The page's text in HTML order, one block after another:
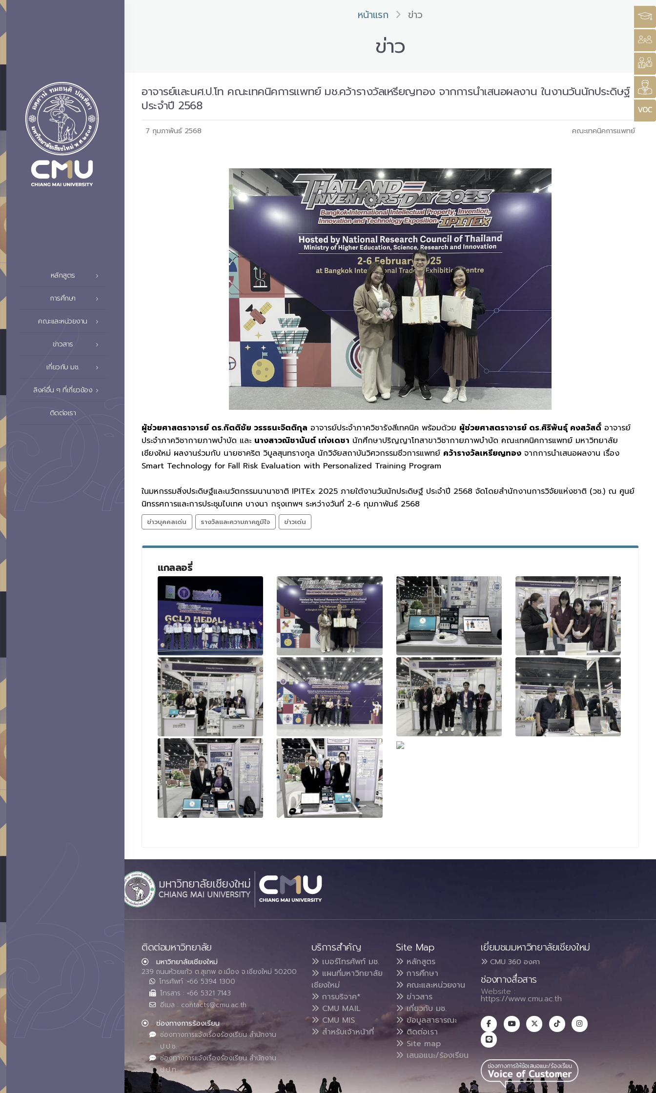
หลักสูตร
การศึกษา
คณะและหน่วยงาน
ข่าวสาร
เกี่ยวกับ มช.
ลิงค์อื่น ๆ ที่เกี่ยวข้อง
ติดต่อเรา
หน้าแรก ข่าว
ข่าว
อาจารย์และนศ.ป.โท คณะเทคนิคการแพทย์ มช.คว้ารางวัลเหรียญทอง จากการนำเสนอผลงาน ในงานวันนักประดิษฐ์
ประจำปี 2568
7 กุมภาพันธ์ 2568 คณะเทคนิคการแพทย์
ผู้ช่วยศาสตราจารย์ ดร.กิตติชัย วรรธนะจิตติกุล อาจารย์ประจำภาควิชารังสีเทคนิค พร้อมด้วย ผู้ช่วยศาสตราจารย์ ดร.ศิริพันธุ์ คงสวัสดิ์ อาจารย์
ประจำภาควิชากายภาพบำบัด และ นางสาวณิชานันต์ เก่งเดชา นักศึกษาปริญญาโทสาขาวิชากายภาพบำบัด คณะเทคนิคการแพทย์ มหาวิทยาลัย
เชียงใหม่ ผลงานร่วมกับ นายชาคริต วิบูลสุนทรางกูล นักวิจัยสถาบันวิศวกรรมชีวการแพทย์ คว้ารางวัลเหรียญทอง จากการนำเสนอผลงาน เรื่อง
Smart Technology for Fall Risk Evaluation with Personalized Training Program
ในมหกรรมสิ่งประดิษฐ์และนวัตกรรมนานาชาติ IPITEx 2025 ภายใต้งานวันนักประดิษฐ์ ประจำปี 2568 จัดโดยสำนักงานการวิจัยแห่งชาติ (วช.) ณ ศูนย์
นิทรรศการและการประชุมไบเทค บางนา กรุงเทพฯ ระหว่างวันที่ 2-6 กุมภาพันธ์ 2568
ข่าวบุคคลเด่น รางวัลและความภาคภูมิใจ ข่าวเด่น
แกลลอรี่
ติดต่อมหาวิทยาลัย
มหาวิทยาลัยเชียงใหม่
239 ถนนห้วยแก้ว ต.สุเทพ อ.เมือง จ.เชียงใหม่ 50200
โทรศัพท์ :+66 5394 1300
โทรสาร : +66 5321 7143
อีเมล : contacts@cmu.ac.th
ช่องทางการร้องเรียน
ช่องทางการแจ้งเรื่องร้องเรียน สำนักงาน
ป.ป.ช.
ช่องทางการแจ้งเรื่องร้องเรียน สำนักงาน
ป.ป.ท.
บริการสำคัญ
เบอร์โทรศัพท์ มช.
แผนที่มหาวิทยาลัย
เชียงใหม่
การบริจาค*
CMU MAIL
CMU MIS
สำหรับเจ้าหน้าที่
Site Map
หลักสูตร
การศึกษา
คณะและหน่วยงาน
ข่าวสาร
เกี่ยวกับ มช.
ข้อมูลสาธารณะ
ติดต่อเรา
Site map
เสนอแนะ/ร้องเรียน
เยี่ยมชมมหาวิทยาลัยเชียงใหม่
CMU 360 องศา
ช่องทางสื่อสาร
Website :
https://www.cmu.ac.th